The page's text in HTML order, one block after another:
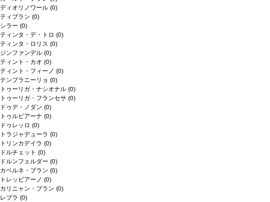
ディオリノワール (0)
ティブラン (0)
シラー (0)
ティンタ・デ・トロ (0)
ティンタ・ロリス (0)
ジンファンデル (0)
ティント・カオ (0)
ティント・フィーノ (0)
テンプラニーリョ (0)
トゥーリガ・ナシオナル (0)
トゥーリガ・フランセサ (0)
ドゥデ・ノダン (0)
トゥルビアーナ (0)
ドゥレッロ (0)
トラジャデューラ (0)
トリンカデイラ (0)
ドルチェット (0)
ドルンフェルダー (0)
カベルネ・ブラン (0)
トレッビアーノ (0)
カリニャン・ブラン (0)
レブラ (0)